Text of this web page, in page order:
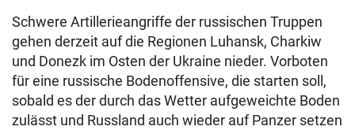
Schwere Artillerieangriffe der russischen Truppen
gehen derzeit auf die Regionen Luhansk, Charkiw
und Donezk im Osten der Ukraine nieder. Vorboten
für eine russische Bodenoffensive, die starten soll,
sobald es der durch das Wetter aufgeweichte Boden
zulässt und Russland auch wieder auf Panzer setzen